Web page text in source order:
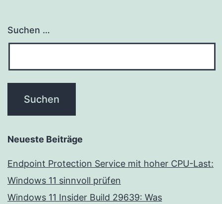
Suchen …
Neueste Beiträge
Endpoint Protection Service mit hoher CPU-Last:
Windows 11 sinnvoll prüfen
Windows 11 Insider Build 29639: Was